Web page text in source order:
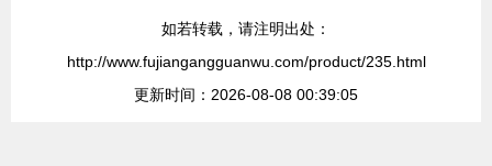
如若转载，请注明出处：
http://www.fujiangangguanwu.com/product/235.html
更新时间：2026-08-08 00:39:05